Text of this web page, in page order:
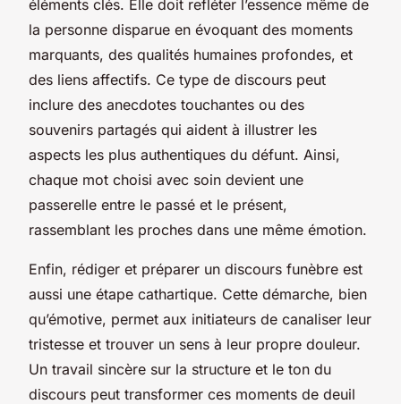
éléments clés. Elle doit refléter l’essence même de
la personne disparue en évoquant des moments
marquants, des qualités humaines profondes, et
des liens affectifs. Ce type de discours peut
inclure des anecdotes touchantes ou des
souvenirs partagés qui aident à illustrer les
aspects les plus authentiques du défunt. Ainsi,
chaque mot choisi avec soin devient une
passerelle entre le passé et le présent,
rassemblant les proches dans une même émotion.
Enfin, rédiger et préparer un discours funèbre est
aussi une étape cathartique. Cette démarche, bien
qu’émotive, permet aux initiateurs de canaliser leur
tristesse et trouver un sens à leur propre douleur.
Un travail sincère sur la structure et le ton du
discours peut transformer ces moments de deuil